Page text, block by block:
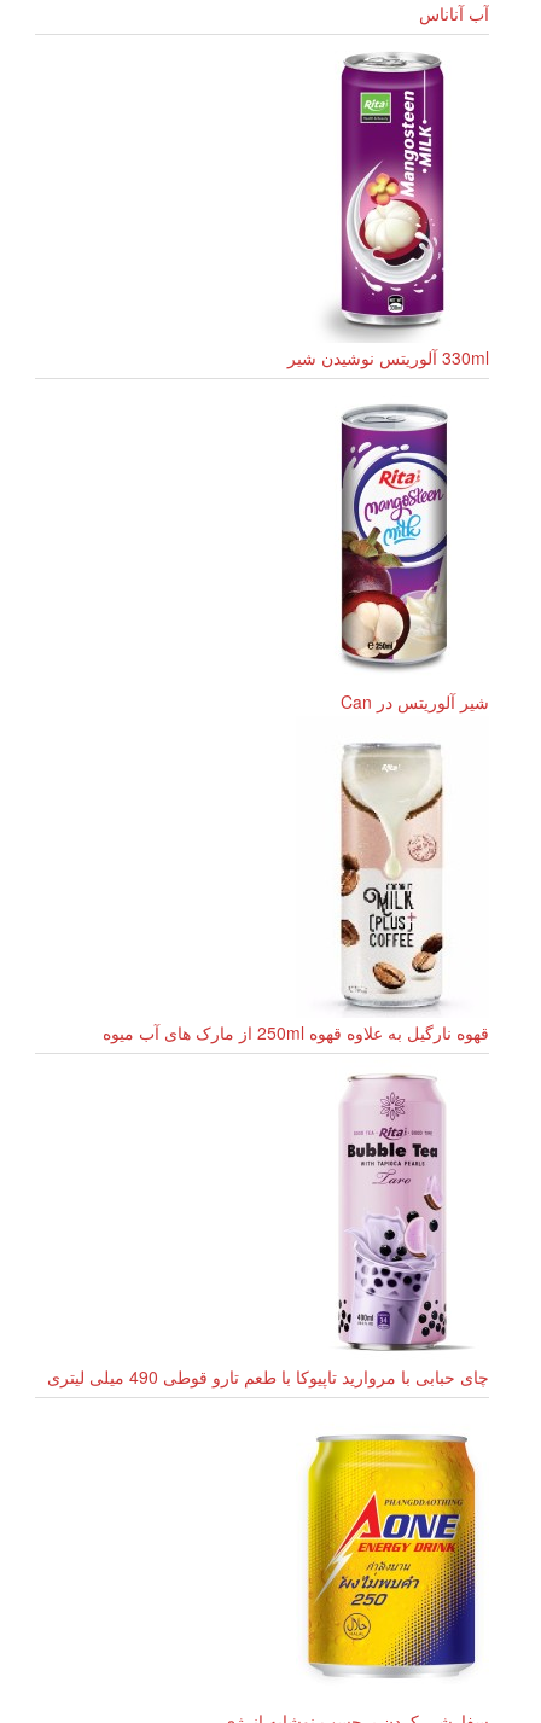
آب آناناس
330ml آلوریتس نوشیدن شیر
شیر آلوریتس در Can
قهوه نارگیل به علاوه قهوه 250ml از مارک های آب میوه
چای حبابی با مروارید تاپیوکا با طعم تارو قوطی 490 میلی لیتری